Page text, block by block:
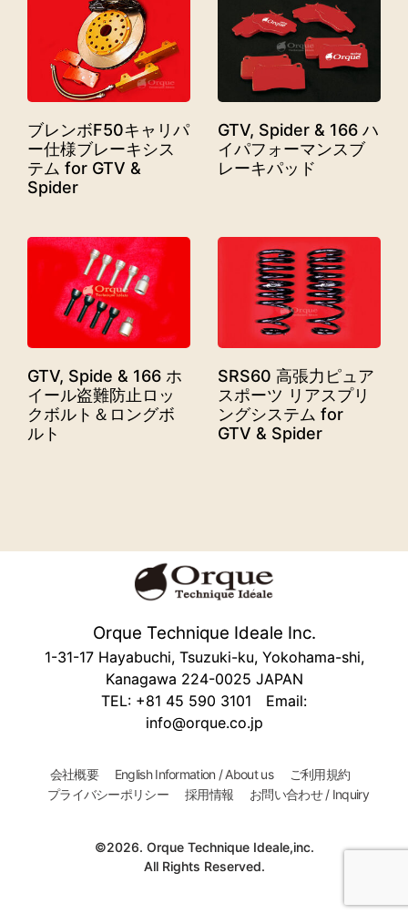
ブレンボF50キャリパ
ー仕様ブレーキシス
テム for GTV &
Spider
GTV, Spider & 166 ハ
イパフォーマンスブ
レーキパッド
GTV, Spide & 166 ホ
イール盗難防止ロッ
クボルト＆ロングボ
ルト
SRS60 高張力ピュア
スポーツ リアスプリ
ングシステム for
GTV & Spider
Orque Technique Ideale Inc.
1-31-17 Hayabuchi, Tsuzuki-ku, Yokohama-shi,
Kanagawa 224-0025 JAPAN
TEL: +81 45 590 3101 Email:
info@orque.co.jp
会社概要 English Information / About us
ご利用規約
プライバシーポリシー
採用情報 お問い合わせ / Inquiry
©2026. Orque Technique Ideale,inc.
All Rights Reserved.